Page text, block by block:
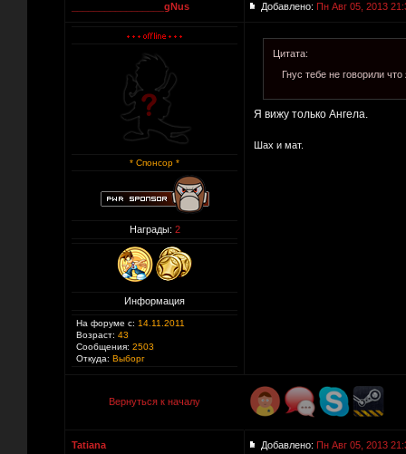
_________________gNus Добавлено: Пн Авг 05, 2013
* Спонсор *
Награды: 2
Информация
На форуме с: 14.11.2011
Возраст: 43
Сообщения: 2503
Откуда: Выборг
Цитата:
Гнус тебе не говорили
Я вижу только Ангела.
Шах и мат.
Вернуться к началу
Tatiana Добавлено: Пн Авг 05, 2013